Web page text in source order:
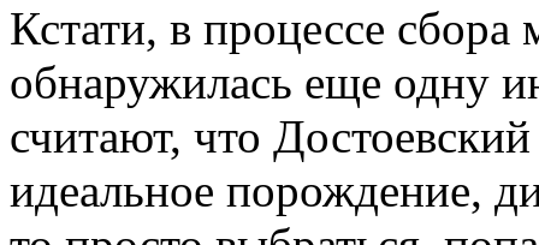
Кстати, в процессе сбора
обнаружилась еще одну
считают, что
идеальное порождение,